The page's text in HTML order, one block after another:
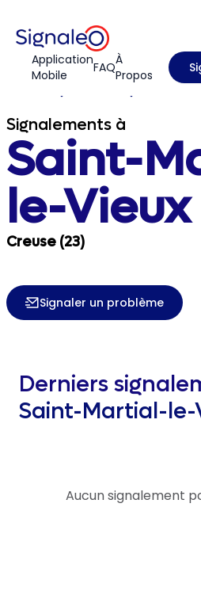
Application
Mobile
FAQÀ
Propos
Signalements à
Saint-
le-Vieux
Creuse (23)
Signaler un problème
Derniers
Saint-Martial-le-
Aucun signalement